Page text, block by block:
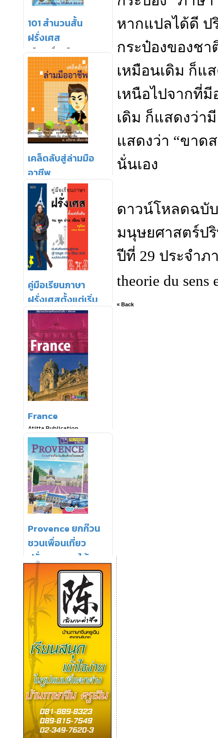
หากแปลได้ดี ป
กระป๋องของช
เหมือนเดิม ก็แ
เหนือไปจากที่
เดิม ก็แสดงว่า
แสดงว่า “ขาด
นั่นเอง
ดาวน์โหลดฉบั
มนุษยศาสตร์ป
ปีที่ 29 ประจำภ
theorie du sens
« Back